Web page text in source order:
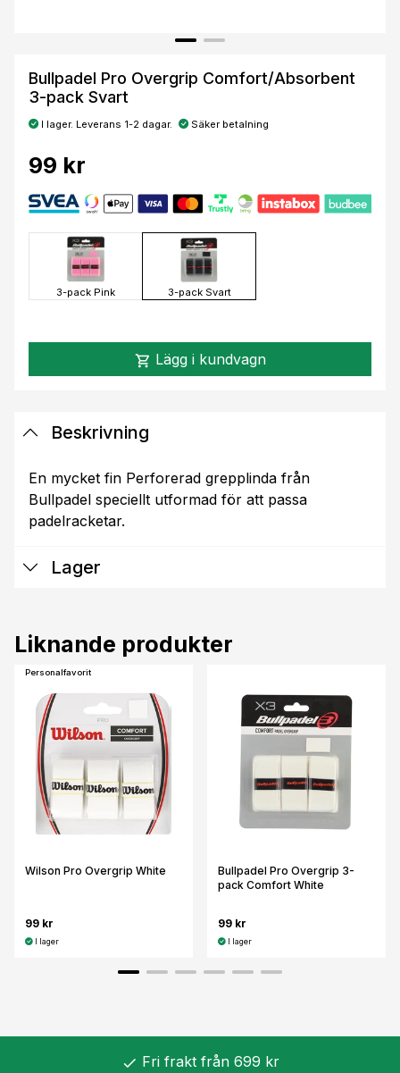
Bullpadel Pro Overgrip Comfort/Absorbent
3-pack Svart
I lager. Leverans 1-2 dagar. Säker betalning
99 kr
3-pack Pink 3-pack Svart
shopping_cart Lägg i kundvagn
Beskrivning
En mycket fin Perforerad grepplinda från
Bullpadel speciellt utformad för att passa
padelracketar.
Lager
Liknande produkter
Personalfavorit
Wilson Pro Overgrip White
99 kr
I lager
Bullpadel Pro Overgrip 3-
pack Comfort White
99 kr
I lager
check Fri frakt från 699 kr